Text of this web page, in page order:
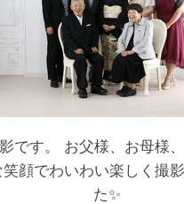
です。 お父様、お母様
顔でわいわい楽しく撮
た✨